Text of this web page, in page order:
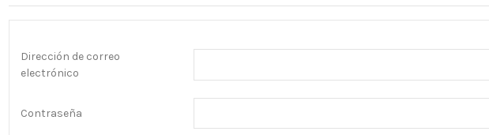
Dirección de correo
electrónico
Contraseña